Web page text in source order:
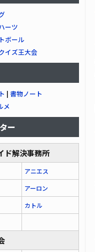
ーツ
ボール
イズ王大会
| 書物ノート
メ
ー
ド解決事務所
アニエス
アーロン
カトル